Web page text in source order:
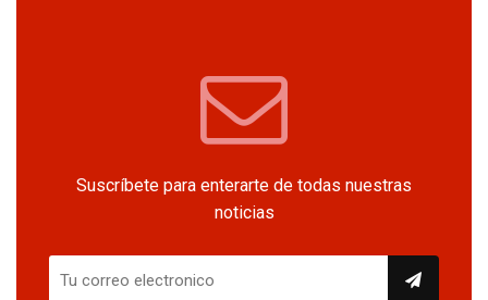
Suscríbete para enterarte de todas nuestras
noticias